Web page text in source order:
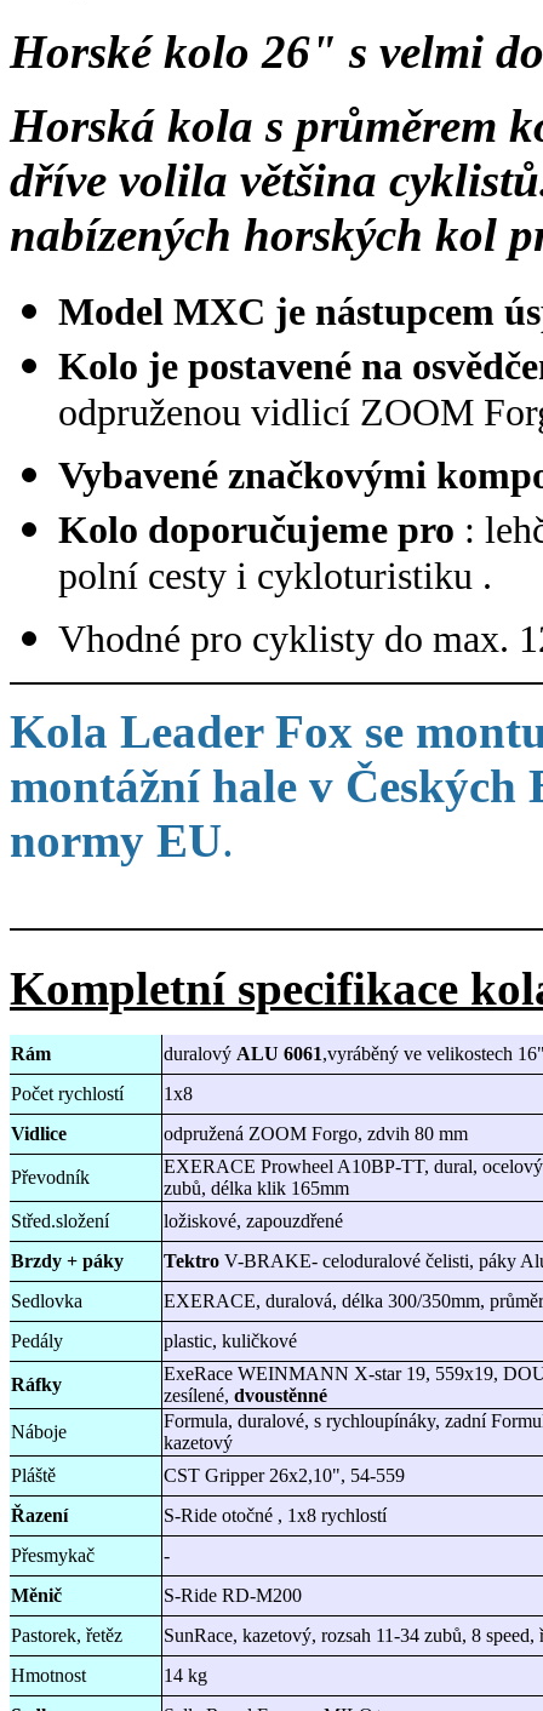
Horské kolo 26" s velmi
Horská kola s průměrem
dříve volila většina
nabízených horských kol
Model MXC je nástupcem
Kolo je postavené na
odpruženou vidlicí ZOOM
Vybavené značkovými
Kolo doporučujeme pro :
polní cesty i cykloturistiku .
Vhodné pro cyklisty do max.
Kola Leader Fox se
montážní hale v
normy EU.
Kompletní specifikace
Rám duralový ALU 6061,vyráběný ve velikostech
Počet rychlostí
1x8
Vidlice
odpružená ZOOM Forgo, zdvih 80 mm
Převodník
EXERACE Prowheel A10BP-TT, dural,
zubů, délka klik 165mm
Střed.složení
ložiskové, zapouzdřené
Brzdy + páky
Tektro V-BRAKE- celoduralové čelisti, páky
Sedlovka
EXERACE, duralová, délka 300/350mm,
Pedály
plastic, kuličkové
Ráfky
ExeRace WEINMANN X-star 19, 559x19,
zesílené, dvoustěnné
Náboje
Formula, duralové, s rychloupínáky, zadní
kazetový
Pláště
CST Gripper 26x2,10", 54-559
Řazení
S-Ride otočné , 1x8 rychlostí
Přesmykač
-
Měnič
S-Ride RD-M200
Pastorek, řetěz
SunRace, kazetový, rozsah 11-34 zubů, 8
Hmotnost
14 kg